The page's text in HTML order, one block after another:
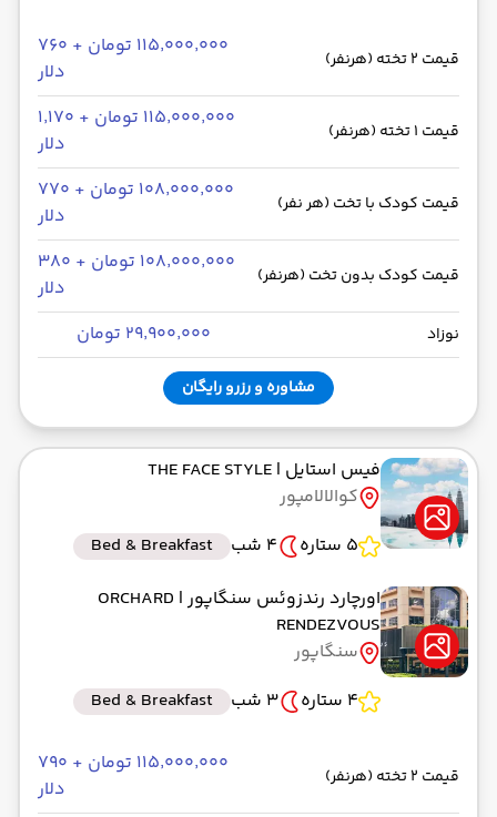
قیمت 2 تخته (هرنفر)
۱۱۵٬۰۰۰٬۰۰۰ تومان + ۷۶۰
دلار
قیمت 1 تخته (هرنفر)
۱۱۵٬۰۰۰٬۰۰۰ تومان + ۱٬۱۷۰
دلار
قیمت کودک با تخت (هر نفر)
۱۰۸٬۰۰۰٬۰۰۰ تومان + ۷۷۰
دلار
قیمت کودک بدون تخت (هرنفر)
۱۰۸٬۰۰۰٬۰۰۰ تومان + ۳۸۰
دلار
نوزاد ۲۹٬۹۰۰٬۰۰۰ تومان
مشاوره و رزرو رایگان
فیس استایل | THE FACE STYLE
کوالالامپور
5 ستاره
4 شب
Bed & Breakfast
اورچارد رندزوئس سنگاپور | ORCHARD
RENDEZVOUS
سنگاپور
4 ستاره
3 شب Bed & Breakfast
قیمت 2 تخته (هرنفر)
۱۱۵٬۰۰۰٬۰۰۰ تومان + ۷۹۰
دلار